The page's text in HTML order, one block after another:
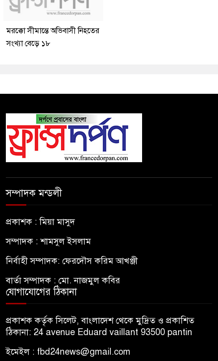
মরক্কো সীমান্তে অভিবাসী নিহতের
সংখ্যা বেড়ে ১৮
সম্পাদক মন্ডলী
প্রকাশক : মিয়া মাসুদ
সম্পাদক : শামসুল ইসলাম
নির্বাহী সম্পাদক: ফেরদৌস করিম আখঞ্জী
বার্তা সম্পাদক : মো. নাজমুল কবির
যোগাযোগের ঠিকানা
প্রকাশক কর্তৃক সিলেট, বাংলাদেশ থেকে মুদ্রিত ও প্রকাশিত
ঠিকানা: 24 avenue Eduard vaillant 93500 pantin
ইমেইল : fbd24news@gmail.com